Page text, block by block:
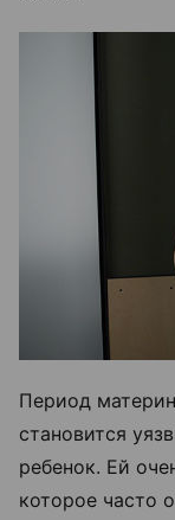
Период
становится
ребенок. Ей
которое часто